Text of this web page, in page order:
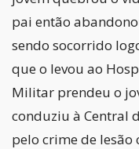
pai então
sendo socorrido
que o levou ao
Militar prendeu o
conduziu à Central
pelo crime de lesão